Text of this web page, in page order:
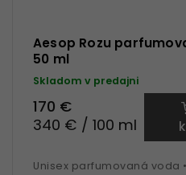
Aesop Rozu
50 ml
Skladom v predajni
170 €
340 € / 100 ml
Unisex parfumovaná voda